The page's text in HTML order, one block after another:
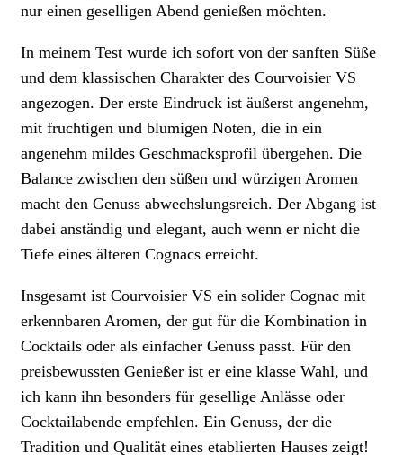
nur einen geselligen Abend genießen möchten.
In meinem Test wurde ich sofort von der sanften Süße
und dem klassischen Charakter des Courvoisier VS
angezogen. Der erste Eindruck ist äußerst angenehm,
mit fruchtigen und blumigen Noten, die in ein
angenehm mildes Geschmacksprofil übergehen. Die
Balance zwischen den süßen und würzigen Aromen
macht den Genuss abwechslungsreich. Der Abgang ist
dabei anständig und elegant, auch wenn er nicht die
Tiefe eines älteren Cognacs erreicht.
Insgesamt ist Courvoisier VS ein solider Cognac mit
erkennbaren Aromen, der gut für die Kombination in
Cocktails oder als einfacher Genuss passt. Für den
preisbewussten Genießer ist er eine klasse Wahl, und
ich kann ihn besonders für gesellige Anlässe oder
Cocktailabende empfehlen. Ein Genuss, der die
Tradition und Qualität eines etablierten Hauses zeigt!